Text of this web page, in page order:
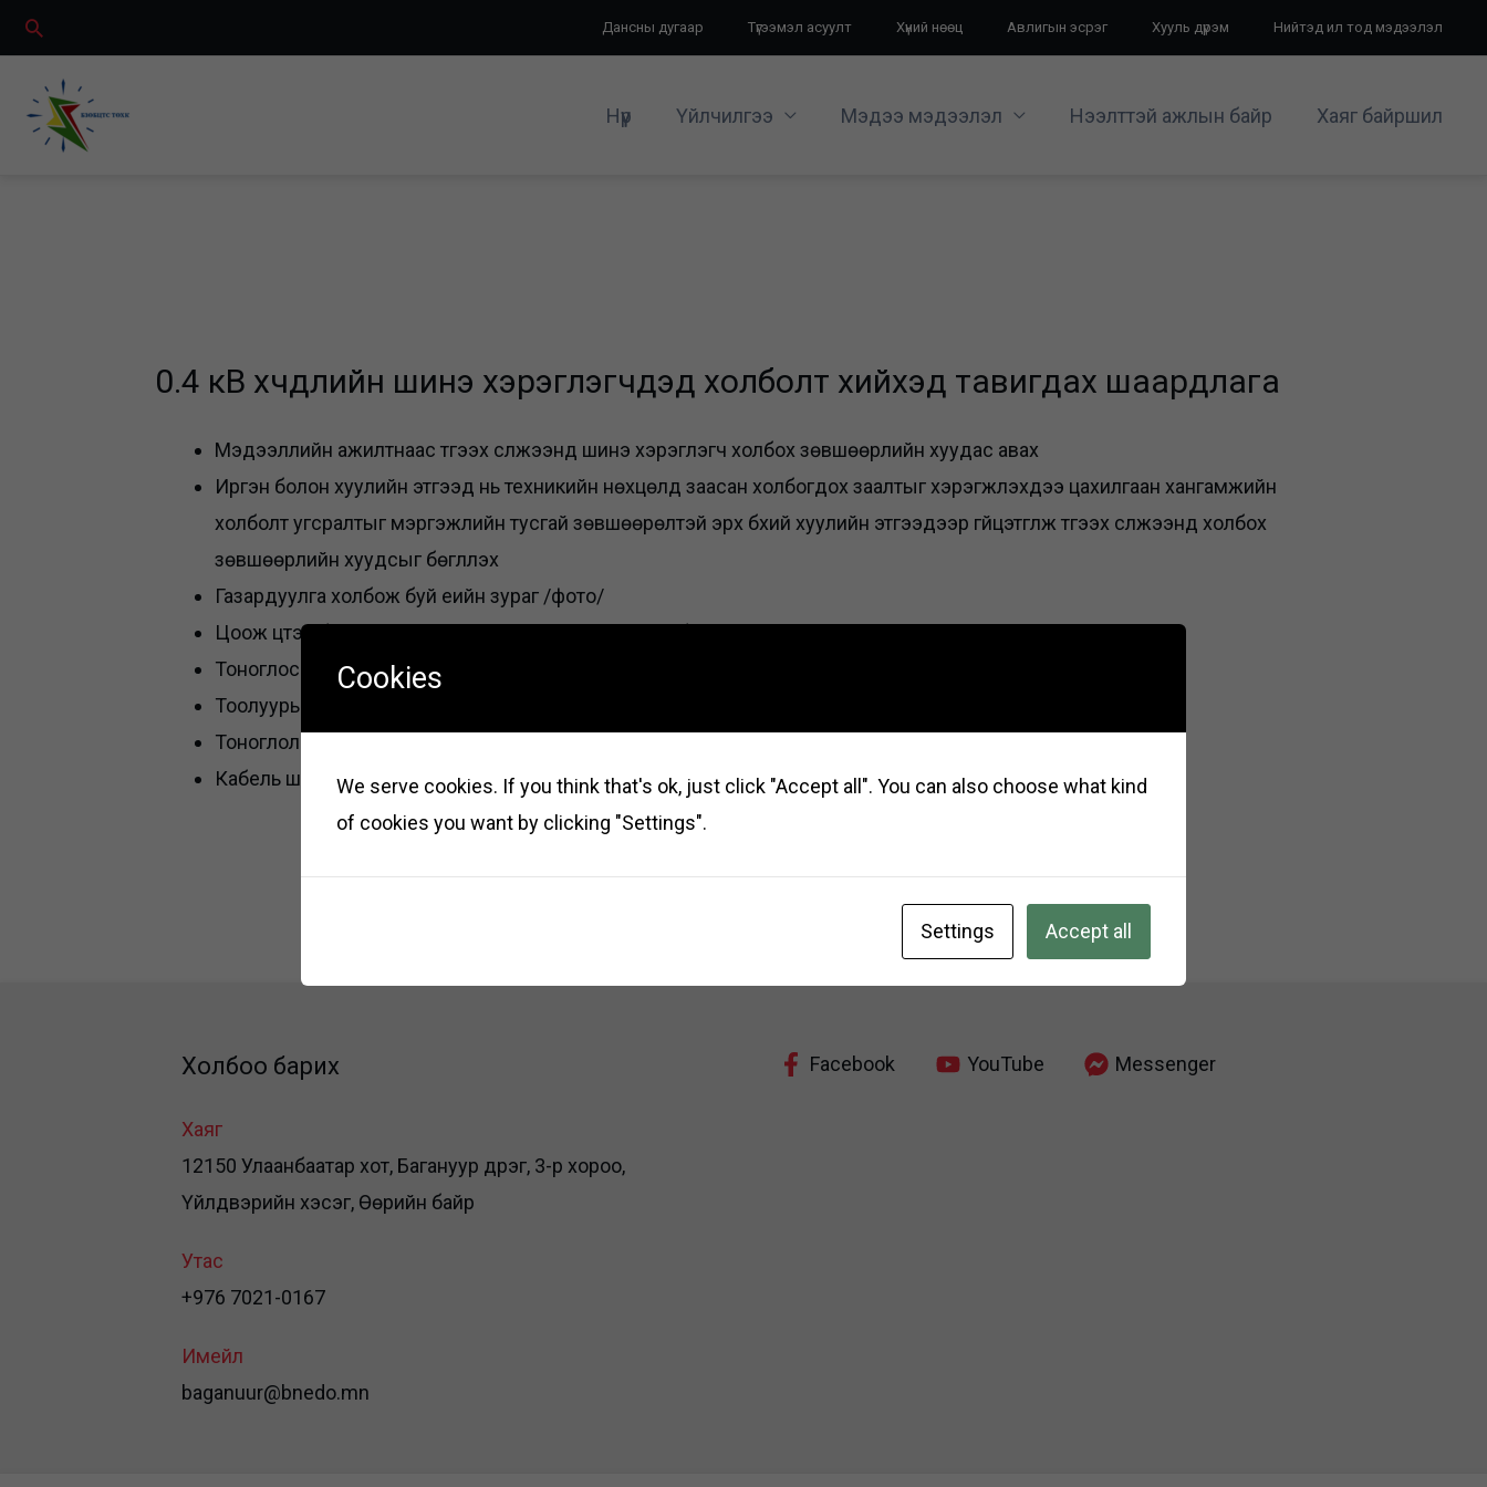
Skip
to
content
Search Дансны дугаар Түгээмэл асуулт Хүний нөөц Авлигын эсрэг Хууль дүрэм Нийтэд ил тод мэдээлэл
Нүүр Үйлчилгээ Мэдээ мэдээлэл Нээлттэй ажлын байр Хаяг байршил
0.4 кВ хүчдлийн шинэ хэрэглэгчдэд холболт хийхэд тавигдах шаардлага
Мэдээллийн ажилтнаас түгээх сүлжээнд шинэ хэрэглэгч холбох зөвшөөрлийн хуудас авах
Иргэн болон хуулийн этгээд нь техникийн нөхцөлд заасан холбогдох заалтыг хэрэгжүүлэхдээ цахилгаан хангамжийн
холболт угсралтыг мэргэжлийн тусгай зөвшөөрөлтэй эрх бүхий хуулийн этгээдээр гүйцэтгүүлж түгээх сүлжээнд холбох
зөвшөөрлийн хуудсыг бөглүүлэх
Газардуулга холбож буй үеийн зураг /фото/
Цоож цүүтэй байх. Түлхүүрийн дуудлага хүлээн авагчид бүрэн хүлээлгэж өгөх
Тоноглосон щитийг эзэмшлээс гадна байршуулах
Тоолуурын гэрчилгээний хуулбар
Тоноглолын газардуулгын эсэргүүцэл хэмжсэн протокол
Кабель шугам хэмжсэн протокол
Холбоо барих
Хаяг
12150 Улаанбаатар хот, Багануур дүүрэг, 3-р хороо,
Үйлдвэрийн хэсэг, Өөрийн байр
Утас
+976 7021-0167
Имейл
baganuur@bnedo.mn
Facebook YouTube Messenger
Cookies
We serve cookies. If you think that's ok, just click "Accept all". You can also choose what kind
of cookies you want by clicking "Settings".
Settings Accept all